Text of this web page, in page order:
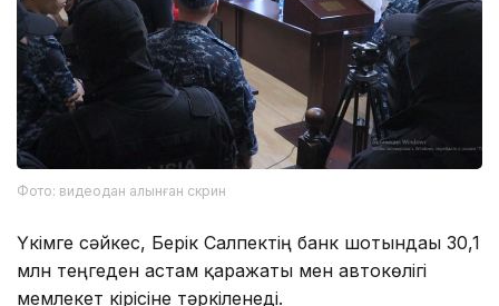
Фото: видеодан алынған скрин
Үкімге сәйкес, Берік Салпектің банк шотындағы 30,1
млн теңгеден астам қаражаты мен автокөлігі
мемлекет кірісіне тәркіленеді.